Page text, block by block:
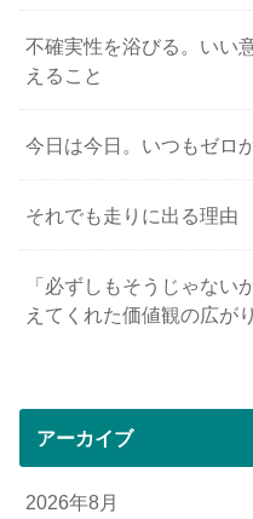
不確実性を浴びる。いい
えること
今日は今日。いつもゼロ
それでも走りに出る理由
「必ずしもそうじゃない
えてくれた価値観の広がり
アーカイブ
2026年8月